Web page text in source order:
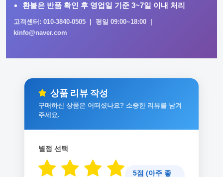
환불은 반품 확인 후 영업일 기준 3~7일 이내 처리
고객센터: 010-3840-0505 | 평일 09:00~18:00 |
kinfo@naver.com
상품 리뷰 작성
구매하신 상품은 어떠셨나요? 소중한 리뷰를 남겨
주세요.
별점 선택
5점 (아주 좋